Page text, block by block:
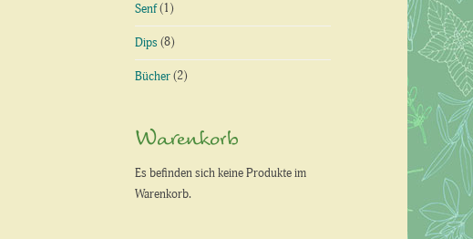
Senf(1)
Dips (8)
Bücher (2)
Warenkorb
Es befinden sich keine Produkte im
Warenkorb.